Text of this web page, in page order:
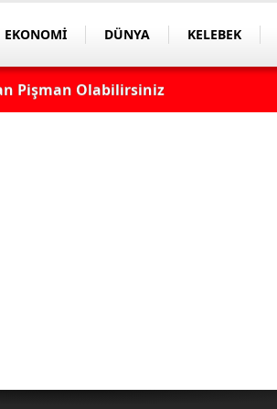
EKONOMİ DÜNYA KELEBEK
Pişman Olabilirsiniz